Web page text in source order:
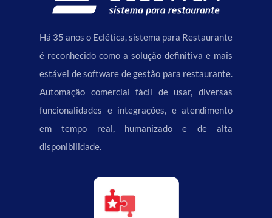
Há 35 anos o Eclética, sistema para Restaurante
é reconhecido como a solução definitiva e mais
estável de software de gestão para restaurante.
Automação comercial fácil de usar, diversas
funcionalidades e integrações, e atendimento
em tempo real, humanizado e de alta
disponibilidade.